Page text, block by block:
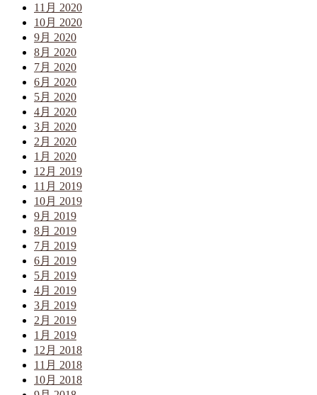
11月 2020
10月 2020
9月 2020
8月 2020
7月 2020
6月 2020
5月 2020
4月 2020
3月 2020
2月 2020
1月 2020
12月 2019
11月 2019
10月 2019
9月 2019
8月 2019
7月 2019
6月 2019
5月 2019
4月 2019
3月 2019
2月 2019
1月 2019
12月 2018
11月 2018
10月 2018